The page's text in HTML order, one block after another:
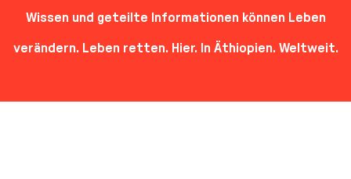
Wissen und geteilte Informationen können Leben
verändern. Leben retten. Hier. In Äthiopien. Weltweit.